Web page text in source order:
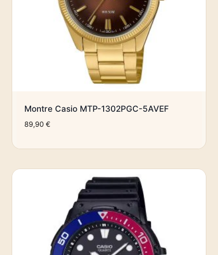
Montre Casio MTP-1302PGC-5AVEF
89,90 €